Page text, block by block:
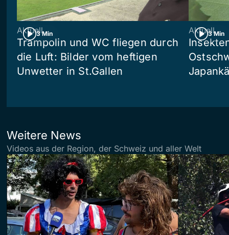
3 Min
Aktuell
Trampolin und WC fliegen durch
die Luft: Bilder vom heftigen
Unwetter in St.Gallen
3 Min
Aktuell
Weitere News
Videos aus der Region, der Schweiz und aller Welt